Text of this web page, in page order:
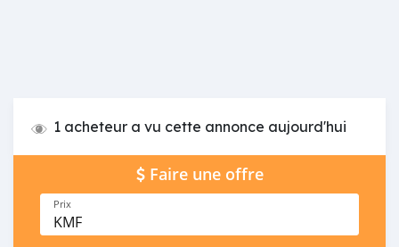
1 acheteur a vu cette annonce aujourd'hui
Faire une offre
Prix
KMF